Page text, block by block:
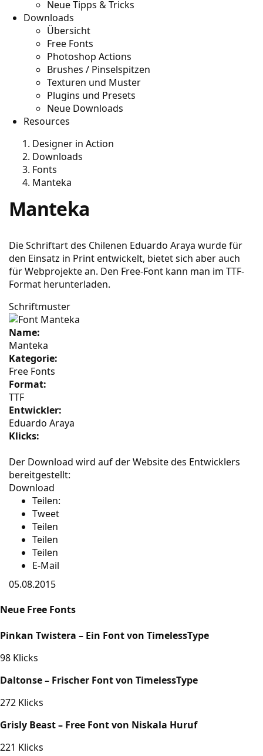
Neue Tipps & Tricks
Downloads
Übersicht
Free Fonts
Photoshop Actions
Brushes / Pinselspitzen
Texturen und Muster
Plugins und Presets
Neue Downloads
Resources
Designer in Action
Downloads
Fonts
Manteka
Manteka
Die Schriftart des Chilenen Eduardo Araya wurde für
den Einsatz in Print entwickelt, bietet sich aber auch
für Webprojekte an. Den Free-Font kann man im TTF-
Format herunterladen.
Schriftmuster
Name:
Manteka
Kategorie:
Free Fonts
Format:
TTF
Entwickler:
Eduardo Araya
Klicks:
Der Download wird auf der Website des Entwicklers
bereitgestellt:
Download
Teilen:
Tweet
Teilen
Teilen
Teilen
E-Mail
05.08.2015
Neue Free Fonts
Pinkan Twistera – Ein Font von TimelessType
98 Klicks
Daltonse – Frischer Font von TimelessType
272 Klicks
Grisly Beast – Free Font von Niskala Huruf
221 Klicks